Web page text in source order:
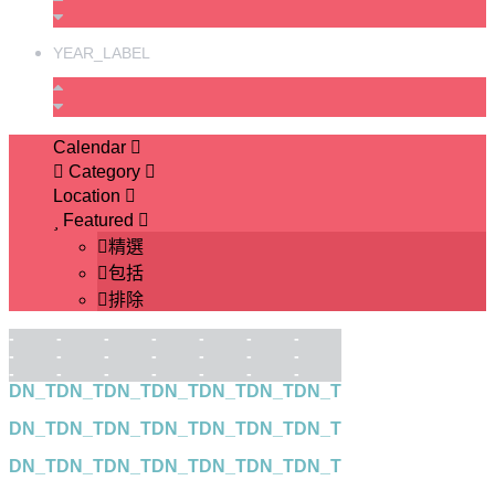
YEAR_LABEL
Calendar
Category
Location
Featured
精選
包括
排除
-
-
-
-
-
-
-
-
-
-
-
-
-
-
-
-
-
-
-
-
-
DN_TDN_TDN_TDN_TDN_TDN_TDN_T
DN_TDN_TDN_TDN_TDN_TDN_TDN_T
DN_TDN_TDN_TDN_TDN_TDN_TDN_T